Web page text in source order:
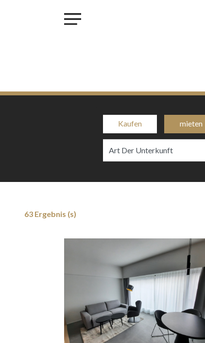
INVESTIEREN
RESIDENCE IRIS - BETTANGE SUR MESS
PROJET VAUBAN LUXEMBOURG-PFAFFENTHALL
Kaufen mieten
63 Ergebnis (s)